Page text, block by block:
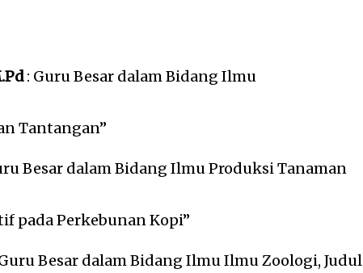
: Guru Besar dalam Bidang Ilmu
Tantangan”
Besar dalam Bidang Ilmu Produksi Tanaman
pada Perkebunan Kopi”
Besar dalam Bidang Ilmu Ilmu Zoologi, Judul